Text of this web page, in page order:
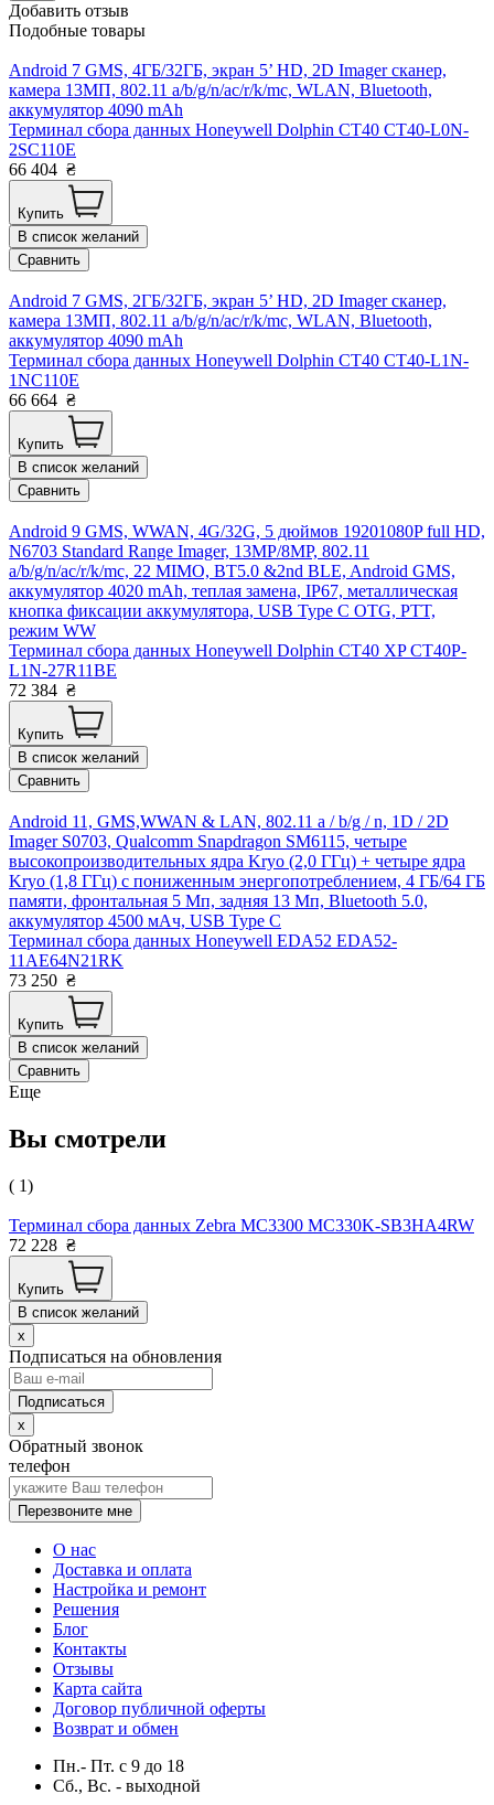
Добавить отзыв
Подобные товары
Android 7 GMS, 4ГБ/32ГБ, экран 5’ HD, 2D Imager сканер,
камера 13МП, 802.11 a/b/g/n/ac/r/k/mc, WLAN, Bluetooth,
аккумулятор 4090 mAh
Терминал сбора данных Honeywell Dolphin CT40 CT40-L0N-
2SC110E
66 404 ₴
Купить
В список желаний
Сравнить
Android 7 GMS, 2ГБ/32ГБ, экран 5’ HD, 2D Imager сканер,
камера 13МП, 802.11 a/b/g/n/ac/r/k/mc, WLAN, Bluetooth,
аккумулятор 4090 mAh
Терминал сбора данных Honeywell Dolphin CT40 CT40-L1N-
1NC110E
66 664 ₴
Купить
В список желаний
Сравнить
Android 9 GMS, WWAN, 4G/32G, 5 дюймов 19201080P full HD,
N6703 Standard Range Imager, 13MP/8MP, 802.11
a/b/g/n/ac/r/k/mc, 22 MIMO, BT5.0 &2nd BLE, Android GMS,
аккумулятор 4020 mAh, теплая замена, IP67, металлическая
кнопка фиксации аккумулятора, USB Type C OTG, PTT,
режим WW
Терминал сбора данных Honeywell Dolphin CT40 XP CT40P-
L1N-27R11BE
72 384 ₴
Купить
В список желаний
Сравнить
Android 11, GMS,WWAN & LAN, 802.11 a / b/g / n, 1D / 2D
Imager S0703, Qualcomm Snapdragon SM6115, четыре
высокопроизводительных ядра Kryo (2,0 ГГц) + четыре ядра
Kryo (1,8 ГГц) с пониженным энергопотреблением, 4 ГБ/64 ГБ
памяти, фронтальная 5 Мп, задняя 13 Мп, Bluetooth 5.0,
аккумулятор 4500 мАч, USB Type C
Терминал сбора данных Honeywell EDA52 EDA52-
11AE64N21RK
73 250 ₴
Купить
В список желаний
Сравнить
Еще
Вы смотрели
( 1)
Терминал сбора данных Zebra MC3300 MC330K-SB3HA4RW
72 228 ₴
Купить
В список желаний
x
Подписаться на обновления
x
Обратный звонок
телефон
Перезвоните мне
О нас
Доставка и оплата
Настройка и ремонт
Решения
Блог
Контакты
Отзывы
Карта сайта
Договор публичной оферты
Возврат и обмен
Пн.- Пт. с 9 до 18
Сб., Вс. - выходной